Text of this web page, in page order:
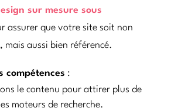
sur mesure sous
assurer que votre site soit non
mais aussi bien référencé.
compétences :
le contenu pour attirer plus de
moteurs de recherche.